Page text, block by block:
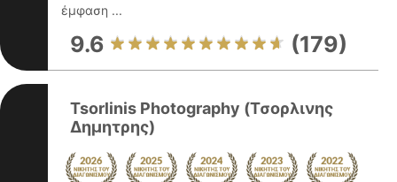
έμφαση ...
9.6 (179)
Tsorlinis Photography (Τσορλινης
Δημητρης)